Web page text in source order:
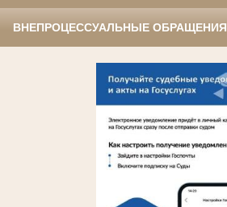
ВНЕПРОЦЕССУАЛЬНЫЕ ОБРАЩЕНИЯ